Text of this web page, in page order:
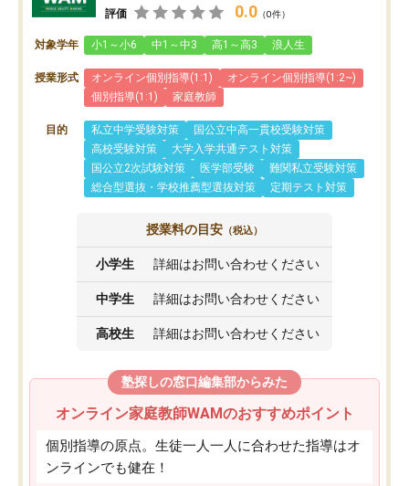
評価 0.0 （0件）
対象学年 小1～小6 中1～中3 高1～高3 浪人生
授業形式 オンライン個別指導(1:1)
オンライン個別指導(1:2~)
個別指導(1:1)
家庭教師
目的 私立中学受験対策
国公立中高一貫校受験対策
高校受験対策
大学入学共通テスト対策
国公立2次試験対策
医学部受験
難関私立受験対策
総合型選抜・学校推薦型選抜対策
定期テスト対策
授業料の目安 （税込）
小学生 詳細はお問い合わせください
中学生 詳細はお問い合わせください
高校生 詳細はお問い合わせください
塾探しの窓口編集部からみた
オンライン家庭教師WAMのおすすめポイント
個別指導の原点。生徒一人一人に合わせた指導はオ
ンラインでも健在！